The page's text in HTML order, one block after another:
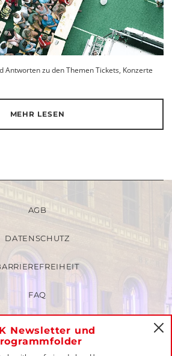
Antworten zu den Themen Tickets, Konzerte
MEHR LESEN
Newsletter und
AGB
DATENSCHUTZ
FAQ